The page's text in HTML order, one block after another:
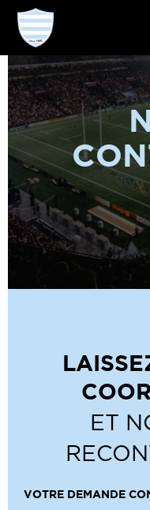
ET
VOTRE DEMANDE